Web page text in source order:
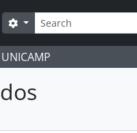
Buscar
Opções de busca